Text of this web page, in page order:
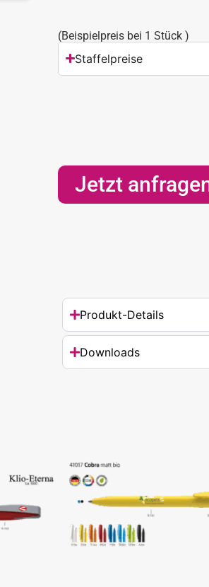
(Beispielpreis bei 1 Stück )
Staffelpreise
Jetzt
Produkt-Details
Downloads